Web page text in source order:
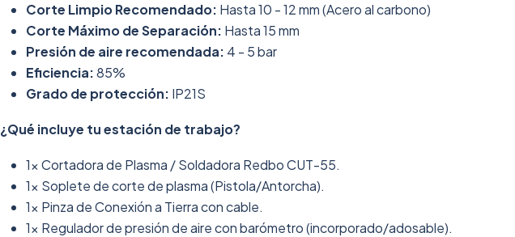
Corte Limpio Recomendado: Hasta 10 - 12 mm (Acero al carbono)
Corte Máximo de Separación: Hasta 15 mm
Presión de aire recomendada: 4 - 5 bar
Eficiencia:85%
Grado de protección: IP21S
¿Qué incluye tu estación de trabajo?
1x Cortadora de Plasma / Soldadora Redbo CUT-55.
1x Soplete de corte de plasma (Pistola/Antorcha).
1x Pinza de Conexión a Tierra con cable.
1x Regulador de presión de aire con barómetro (incorporado/adosable).